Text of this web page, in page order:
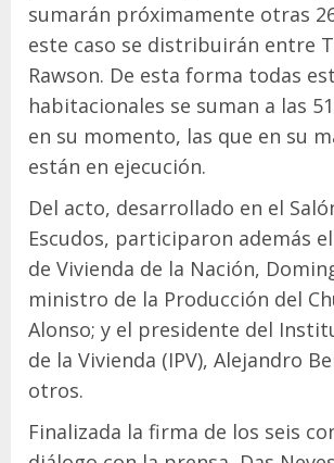
sumarán próximamente otras
este caso se distribuirán entre
Rawson. De esta forma todas
habitacionales se suman a las
en su momento, las que en su
están en ejecución.
Del acto, desarrollado en el
Escudos, participaron además
de Vivienda de la Nación,
ministro de la Producción del
Alonso; y el presidente del
de la Vivienda (IPV), Alejandro
otros.
Finalizada la firma de los seis